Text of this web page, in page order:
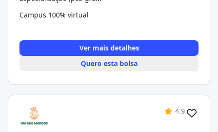
Campus 100% virtual
Ver mais detalhes
Quero esta bolsa
4.9